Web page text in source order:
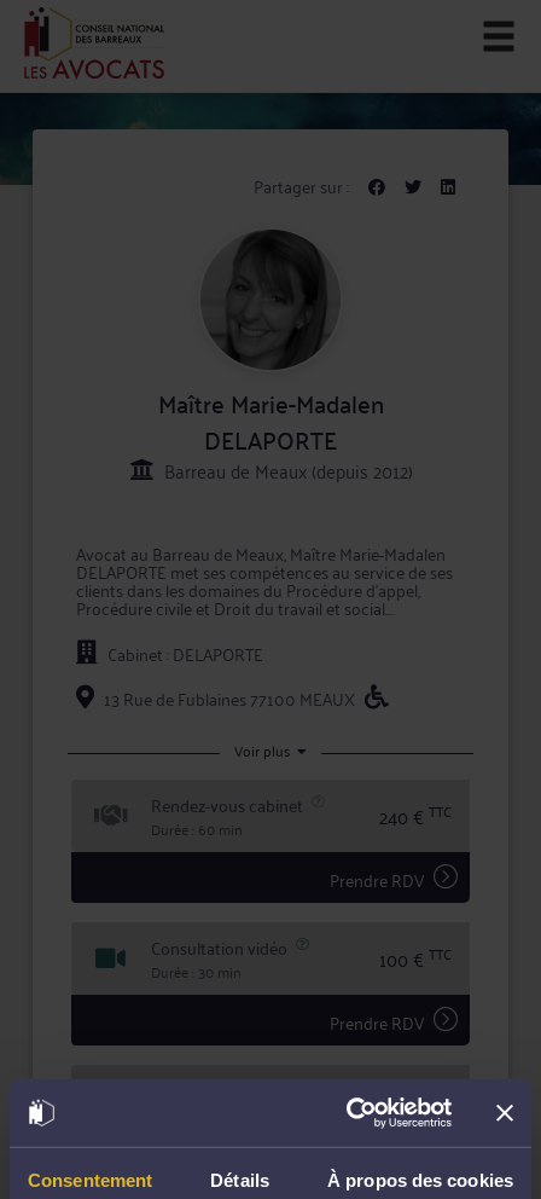
Consentement Détails À propos des cookies
Partager sur :
Maître Marie-Madalen
DELAPORTE
Barreau de Meaux (depuis 2012)
Avocat au Barreau de Meaux, Maître Marie-Madalen
DELAPORTE met ses compétences au service de ses
clients dans les domaines du Procédure d'appel,
Procédure civile et Droit du travail et social.
Le champ d'exercice de Maître DELAPORTE s'étend
des prestations de conseil, comme les consultations
juridiques, aux mandats de représentation lors d'une
procédure, en passant par la prise en charge des
démarches et formalités afférentes à chaque dossier.
Maître DELAPORTE s'efforce de créer une relation de
mettre en oeuvre la meilleure stratégie possible, et
lors de litiges, défendre leurs intérêts avec ténacité et
efficacité.
Cabinet : DELAPORTE
13 Rue de Fublaines 77100 MEAUX
Voir plus
Rendez-vous cabinet
Durée : 60 min 240 € TTC
Prendre RDV
Consultation vidéo
Durée : 30 min 100 € TTC
Prendre RDV
100 € TTC
Demander un rappel